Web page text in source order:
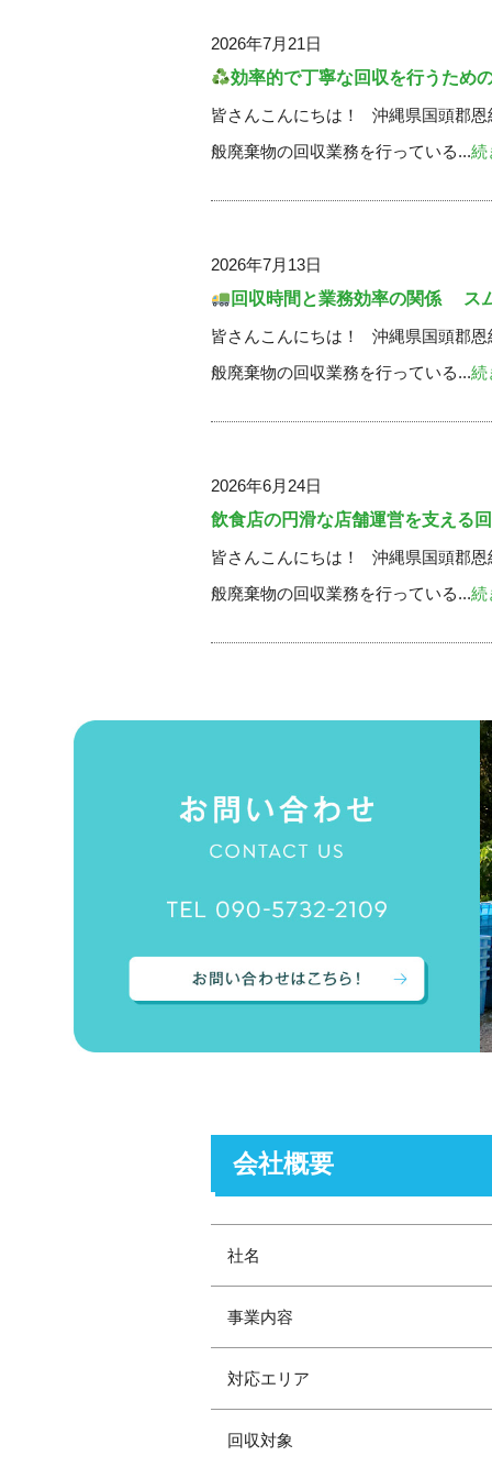
2026年7月21日
効率的で丁寧な回収を行うため
皆さんこんにちは！ 沖縄県国頭郡恩
般廃棄物の回収業務を行っている...続
2026年7月13日
回収時間と業務効率の関係 ス
皆さんこんにちは！ 沖縄県国頭郡恩
般廃棄物の回収業務を行っている...続
2026年6月24日
飲食店の円滑な店舗運営を支える
皆さんこんにちは！ 沖縄県国頭郡恩
般廃棄物の回収業務を行っている...続
会社概要
社名
事業内容
対応エリア
回収対象